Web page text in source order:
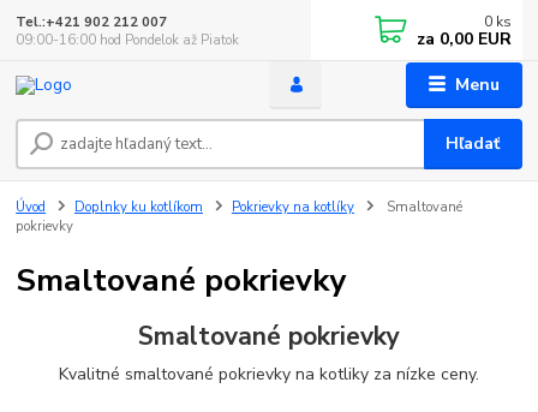
Menu
Hľadať
Tel.:+421 902 212 007
09:00-16:00 hod Pondelok až Piatok
0 ks
za 0,00 EUR
Úvod Doplnky ku kotlíkom Pokrievky na kotlíky
Smaltované
pokrievky
Smaltované pokrievky
Smaltované pokrievky
Kvalitné smaltované pokrievky na kotliky za nízke ceny.